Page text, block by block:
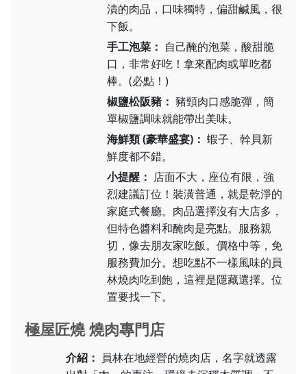
漬的肉品，口味獨特，偏甜鹹風，很
下飯。
手工泡菜： 自己醃的泡菜，酸甜脆
口，非常好吃！拿來配肉或單吃都
棒。(必點！)
椒鹽松阪豬： 豬頸肉口感脆彈，簡
單椒鹽調味就能帶出美味。
海鮮類 (豪華盛宴)： 蝦子、幹貝新
鮮度都不錯。
小提醒： 店面不大，座位有限，強
烈建議訂位！裝潢普通，就是乾淨的
家庭式餐廳。肉品選擇沒有大店多，
但特色醬料和醃肉是亮點。服務親
切，像去朋友家吃飯。價格中等，免
服務費加分。想吃點不一樣風味的員
林燒肉吃到飽，這裡是隱藏選擇。位
置要找一下。
極屋匠燒 燒肉專門店
介紹： 員林在地經營的燒肉店，名字就透露